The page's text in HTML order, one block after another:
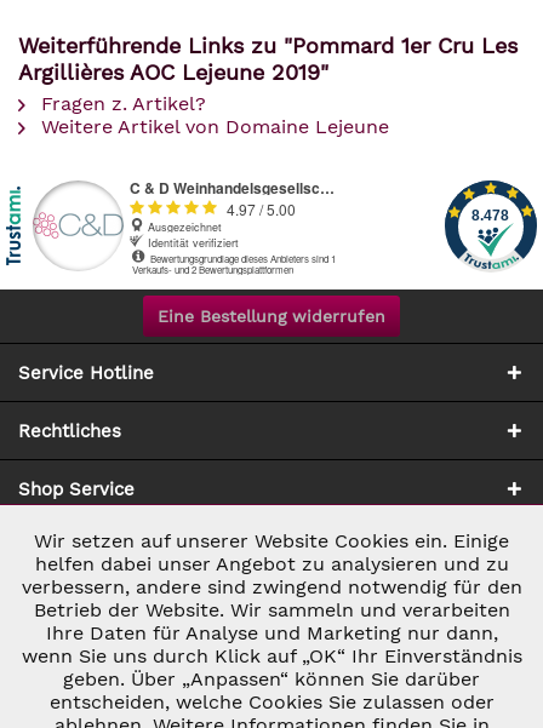
Weiterführende Links zu "Pommard 1er Cru Les
Argillières AOC Lejeune 2019"
Fragen z. Artikel?
Weitere Artikel von Domaine Lejeune
Eine Bestellung widerrufen
Service Hotline
Rechtliches
Shop Service
Zahlung & Versand
* ALLE PREISE INKL. GESETZL. UMSATZSTEUER ZZGL.
Notwendig Aktiv
Marketing Inaktiv
Tracking Inaktiv
Wir setzen auf unserer Website Cookies ein. Einige
helfen dabei unser Angebot zu analysieren und zu
verbessern, andere sind zwingend notwendig für den
Betrieb der Website. Wir sammeln und verarbeiten
Ihre Daten für Analyse und Marketing nur dann,
wenn Sie uns durch Klick auf „OK“ Ihr Einverständnis
geben. Über „Anpassen“ können Sie darüber
entscheiden, welche Cookies Sie zulassen oder